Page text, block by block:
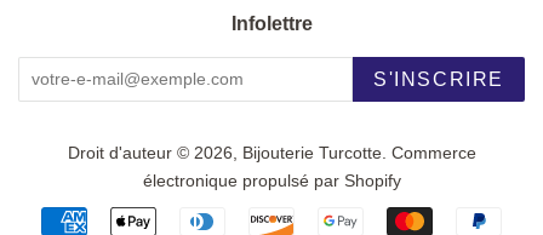
Infolettre
S'INSCRIRE
Droit d'auteur © 2026, Bijouterie Turcotte. Commerce
électronique propulsé par Shopify
Icônes